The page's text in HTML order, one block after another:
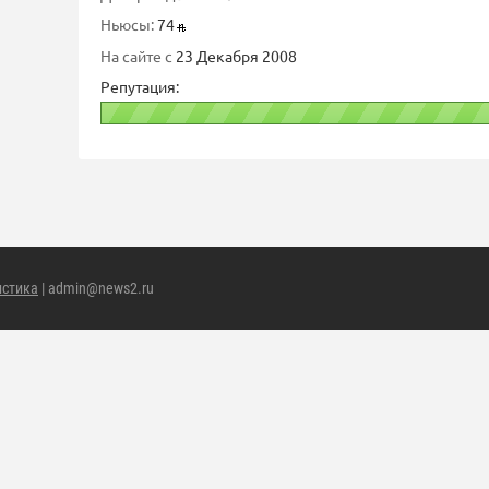
Ньюсы:74
На сайте с 23 Декабря 2008
Репутация:
| admin@news2.ru